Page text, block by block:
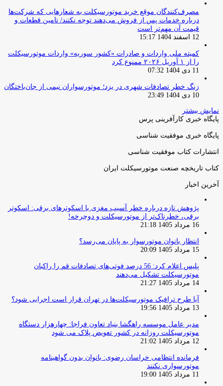
مصرف‌کنندگان موقع خرید موتورسیکلت به شعارهایی که شرکت‌ها
درباره خدمات پس از فروش می‌دهند توجه نکنند/ تامین قطعات و
قیمت آن مهم‌تر است
12 اسفند 1404 15:17
کمیته ملی واردات و صادرات «کشور سوریه» واردات موتورسیکلت
را از ۱ آوریل ۲۰۲۶ ممنوع کرد
11 دی 1404 07:32
زنگ خطر تصادفات شهری در یزد؛ موتورسواران نیمی از جان‌باختگان
10 دی 1404 23:49
نمایش بیشتر
پایگاه خبری کارآفرینی پرس
پایگاه خبری موفقیت شناسی
انتشارات کتاب موفقیت شناسی
کتاب تاریخچه صنعت موتورسیکلت ایران
آخرین اخبار
پژوهش تازه درباره خطر آسیب مغزی با اسکوترهای برقی: اسکوتر
برقی، خطرناک‌تر از موتورسیکلت و دوچرخه!
16 مرداد 1405 21:18
انتظار بانوان موتورسوار به پایان می‌رسد؟
15 مرداد 1405 20:09
پلیس اعلام کرد: 56 درصد فوتی‌های تصادفات قم را راکبان
موتورسیکلت تشکیل می‌دهند
14 مرداد 1405 21:27
آیا طرح ترافیک موتورسیکلت‌ها در تهران قرار است اجرایی شود؟
13 مرداد 1405 19:56
مدیر عامل موسسه راهگشا بنیاد تعاون فراجا: چهارهزار دستگاه
موتورسیکلت روزانه در کشور تعویض پلاک می شود
12 مرداد 1405 21:02
فرمانده انتظامی خراسان رضوی: بانوان بدون گواهینامه
موتورسواری نکنند
11 مرداد 1405 19:00